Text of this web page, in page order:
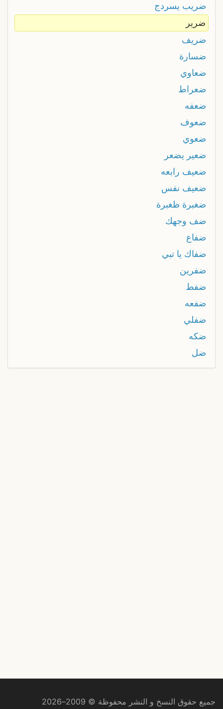
ضريب يسردج
ضرير
ضريف
ضسارة
ضعاوي
ضعراط
ضعفه
ضعوف
ضعوي
ضعير يضعر
ضعيف رابعه
ضعيف نفس
ضغبرة ظغبرة
ضف وجهك
ضفاع
ضفاك يا تبي
ضفرين
ضفط
ضفعه
ضفلي
ضكه
ضل
جميع حقوق النسخ و النشر محفوظة © 2009–2026